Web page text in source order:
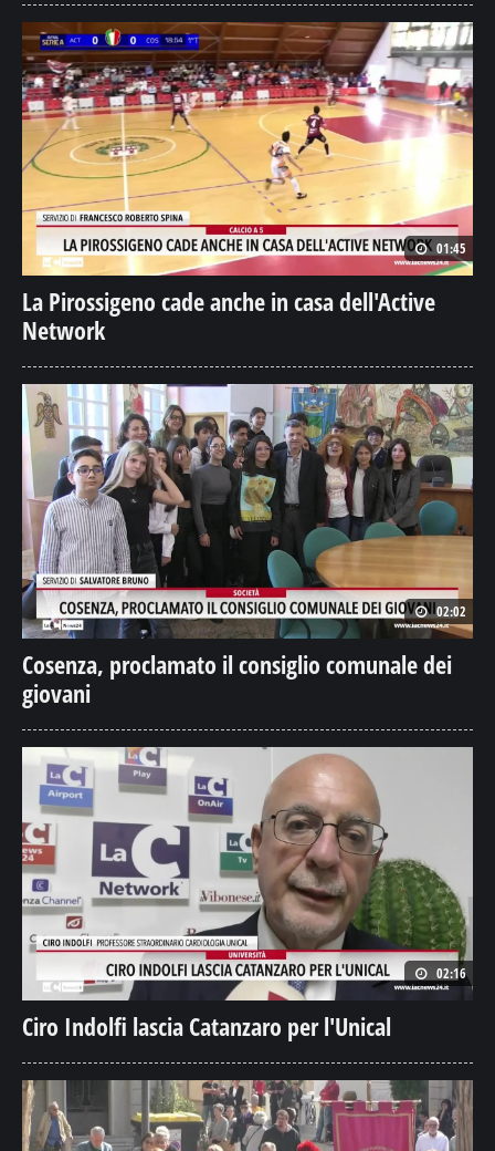
01:45
La Pirossigeno cade anche in casa dell'Active
Network
02:02
Cosenza, proclamato il consiglio comunale dei
giovani
02:16
Ciro Indolfi lascia Catanzaro per l'Unical